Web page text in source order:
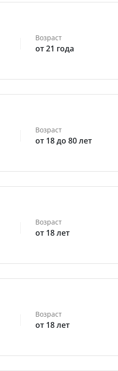
Возраст
от 21 года
Возраст
от 18 до 80 лет
Возраст
от 18 лет
Возраст
от 18 лет